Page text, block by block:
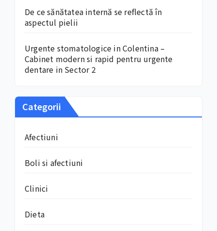
De ce sănătatea internă se reflectă în
aspectul pielii
Urgente stomatologice in Colentina –
Cabinet modern si rapid pentru urgente
dentare in Sector 2
Categorii
Afectiuni
Boli si afectiuni
Clinici
Dieta